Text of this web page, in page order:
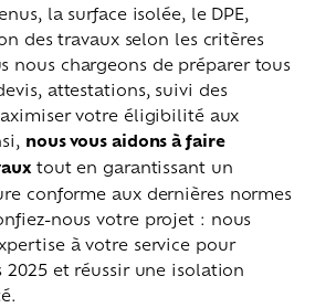
la surface isolée, le DPE,
des travaux selon les critères
nous chargeons de préparer tous
attestations, suivi des
votre éligibilité aux
nous vous aidons à faire
tout en garantissant un
conforme aux dernières normes
nous votre projet : nous
à votre service pour
2025 et réussir une isolation